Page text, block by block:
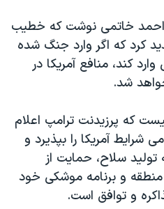
احمد خاتمی نوشت که خطیب
کرد که اگر وارد جنگ شده
کند، منافع آمریکا در
شد.
که پرزیدنت ترامپ اعلام
شرایط آمریکا را بپذیرد و
سلاح، حمایت از
و برنامه موشکی خود
و توافق است.